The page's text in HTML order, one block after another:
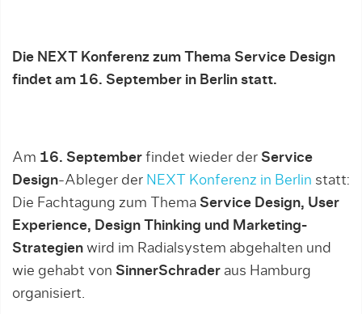
Die NEXT Konferenz zum Thema Service Design
findet am 16. September in Berlin statt.
Am 16. September findet wieder der Service
Design-Ableger der NEXT Konferenz in Berlin statt:
Die Fachtagung zum Thema Service Design, User
Experience, Design Thinking und Marketing-
Strategien wird im Radialsystem abgehalten und
wie gehabt von SinnerSchrader aus Hamburg
organisiert.